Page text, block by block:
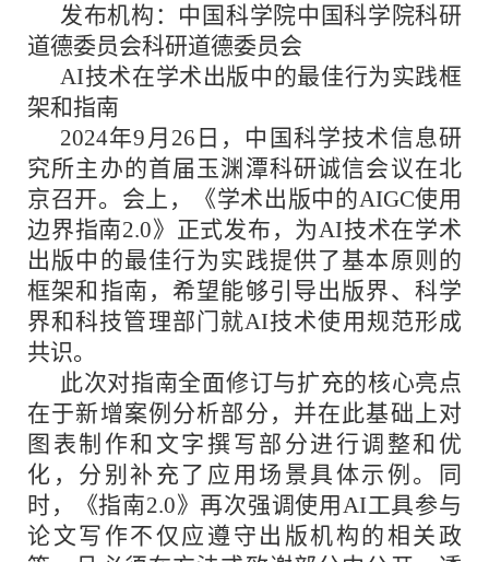
发布机构：中国科学院中国科学院科研
道德委员会科研道德委员会
AI技术在学术出版中的最佳行为实践框
架和指南
2024年9月26日，中国科学技术信息研
究所主办的首届玉渊潭科研诚信会议在北
京召开。会上，《学术出版中的AIGC使用
边界指南2.0》正式发布，为AI技术在学术
出版中的最佳行为实践提供了基本原则的
框架和指南，希望能够引导出版界、科学
界和科技管理部门就AI技术使用规范形成
共识。
此次对指南全面修订与扩充的核心亮点
在于新增案例分析部分，并在此基础上对
图表制作和文字撰写部分进行调整和优
化，分别补充了应用场景具体示例。同
时，《指南2.0》再次强调使用AI工具参与
论文写作不仅应遵守出版机构的相关政